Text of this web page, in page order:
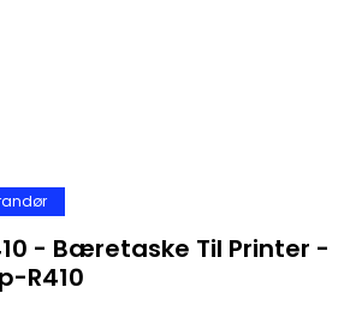
- Bæretaske Til Printer -
R410